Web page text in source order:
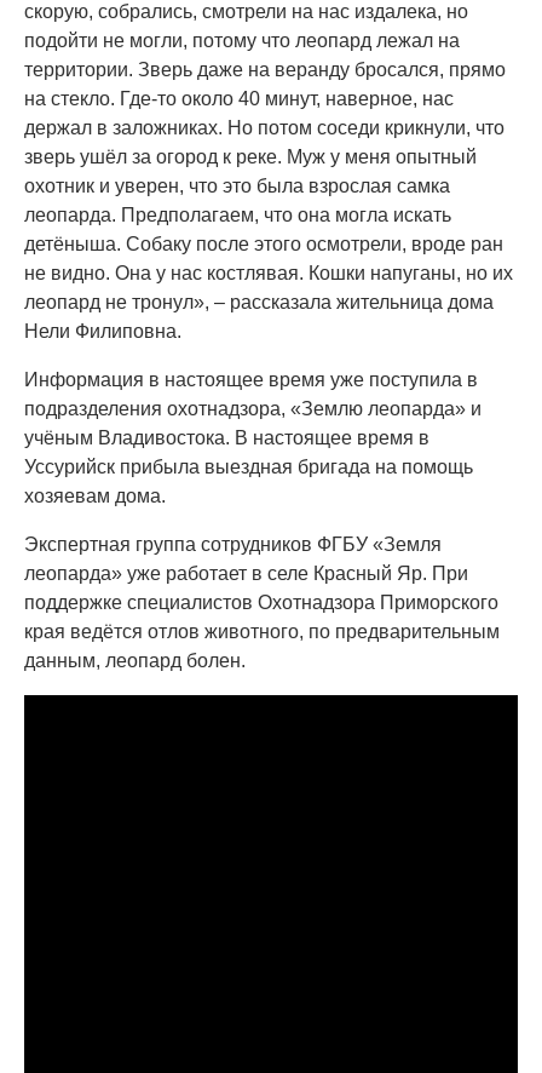
скорую, собрались, смотрели на нас издалека, но
подойти не могли, потому что леопард лежал на
территории. Зверь даже на веранду бросался, прямо
на стекло. Где-то около 40 минут, наверное, нас
держал в заложниках. Но потом соседи крикнули, что
зверь ушёл за огород к реке. Муж у меня опытный
охотник и уверен, что это была взрослая самка
леопарда. Предполагаем, что она могла искать
детёныша. Собаку после этого осмотрели, вроде ран
не видно. Она у нас костлявая. Кошки напуганы, но их
леопард не тронул», – рассказала жительница дома
Нели Филиповна.
Информация в настоящее время уже поступила в
подразделения охотнадзора, «Землю леопарда» и
учёным Владивостока. В настоящее время в
Уссурийск прибыла выездная бригада на помощь
хозяевам дома.
Экспертная группа сотрудников ФГБУ «Земля
леопарда» уже работает в селе Красный Яр. При
поддержке специалистов Охотнадзора Приморского
края ведётся отлов животного, по предварительным
данным, леопард болен.